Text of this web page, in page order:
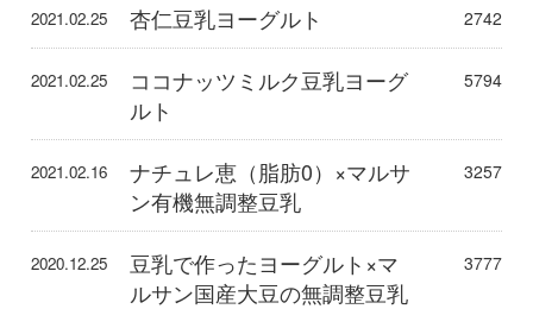
2021.02.25 杏仁豆乳ヨーグルト 2742
2021.02.25
ココナッツミルク豆乳ヨーグ
ルト
5794
2021.02.16
ナチュレ恵（脂肪0）×マルサ
ン有機無調整豆乳
3257
2020.12.25
豆乳で作ったヨーグルト×マ
ルサン国産大豆の無調整豆乳
3777